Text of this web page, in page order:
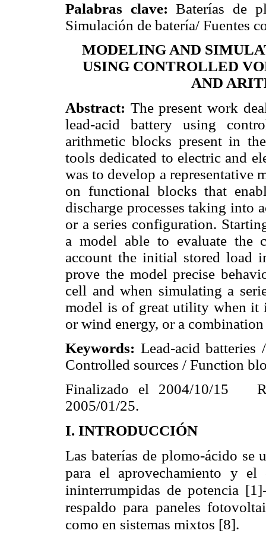
Palabras clave: Baterías de
Simulación de batería/ Fuentes
MODELING AND
USING CONTROLLED
AND
Abstract: The present work
lead-acid battery using
arithmetic blocks present in
tools dedicated to electric and
was to develop a representative
on functional blocks that
discharge processes taking into
or a series configuration.
a model able to evaluate the
account the initial stored load
prove the model precise
cell and when simulating a
model is of great utility when it
or wind energy, or a
Keywords: Lead-acid
Controlled sources / Function
Finalizado el 2004/10/15
2005/01/25.
I. INTRODUCCIÓN
Las baterías de plomo-ácido se
para el aprovechamiento y el
ininterrumpidas de potencia [
respaldo para paneles
como en sistemas mixtos [8].